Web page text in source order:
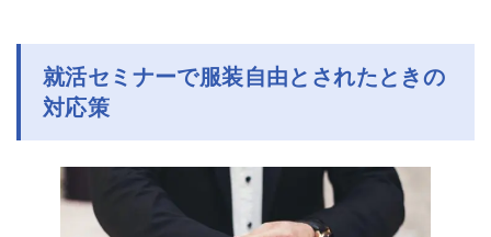
就活セミナーで服装自由とされたときの
対応策